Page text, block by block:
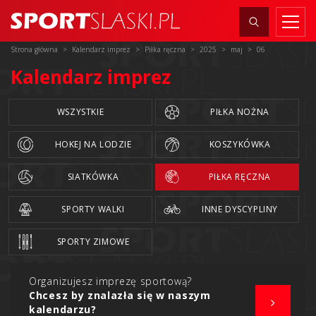
Strona główna Kalendarz imprez Piłka ręczna 2025 maj 06
Kalendarz imprez
WSZYSTKIE PIŁKA NOŻNA
HOKEJ NA LODZIE KOSZYKÓWKA
SIATKÓWKA PIŁKA RĘCZNA
SPORTY WALKI INNE DYSCYPLINY
SPORTY ZIMOWE
Organizujesz imprezę sportową?
Chcesz by znalazła się w naszym
kalendarzu?